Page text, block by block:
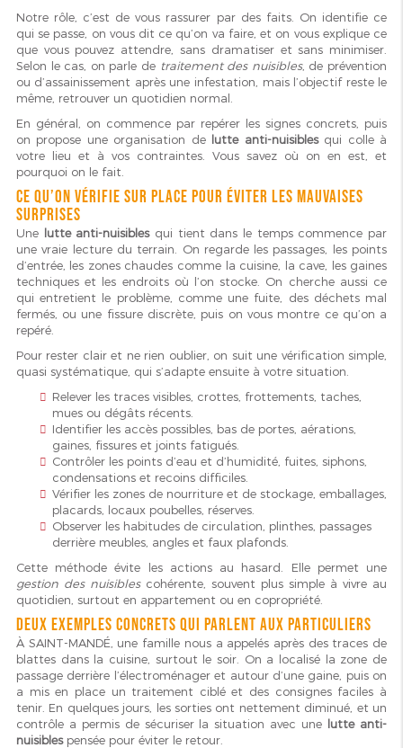
Notre rôle, c’est de vous rassurer par des faits. On identifie ce
qui se passe, on vous dit ce qu’on va faire, et on vous explique ce
que vous pouvez attendre, sans dramatiser et sans minimiser.
Selon le cas, on parle de traitement des nuisibles, de prévention
ou d’assainissement après une infestation, mais l’objectif reste le
même, retrouver un quotidien normal.
En général, on commence par repérer les signes concrets, puis
on propose une organisation de lutte anti-nuisiblesqui colle à
votre lieu et à vos contraintes. Vous savez où on en est, et
pourquoi on le fait.
Ce qu’on vérifie sur place pour éviter les mauvaises
surprises
Une lutte anti-nuisiblesqui tient dans le temps commence par
une vraie lecture du terrain. On regarde les passages, les points
d’entrée, les zones chaudes comme la cuisine, la cave, les gaines
techniques et les endroits où l’on stocke. On cherche aussi ce
qui entretient le problème, comme une fuite, des déchets mal
fermés, ou une fissure discrète, puis on vous montre ce qu’on a
repéré.
Pour rester clair et ne rien oublier, on suit une vérification simple,
quasi systématique, qui s’adapte ensuite à votre situation.
Relever les traces visibles, crottes, frottements, taches,
mues ou dégâts récents.
Identifier les accès possibles, bas de portes, aérations,
gaines, fissures et joints fatigués.
Contrôler les points d’eau et d’humidité, fuites, siphons,
condensations et recoins difficiles.
Vérifier les zones de nourriture et de stockage, emballages,
placards, locaux poubelles, réserves.
Observer les habitudes de circulation, plinthes, passages
derrière meubles, angles et faux plafonds.
Cette méthode évite les actions au hasard. Elle permet une
gestion des nuisiblescohérente, souvent plus simple à vivre au
quotidien, surtout en appartement ou en copropriété.
Deux exemples concrets qui parlent aux particuliers
À SAINT-MANDÉ, une famille nous a appelés après des traces de
blattes dans la cuisine, surtout le soir. On a localisé la zone de
passage derrière l’électroménager et autour d’une gaine, puis on
a mis en place un traitement ciblé et des consignes faciles à
tenir. En quelques jours, les sorties ont nettement diminué, et un
contrôle a permis de sécuriser la situation avec une lutte anti-
nuisiblespensée pour éviter le retour.